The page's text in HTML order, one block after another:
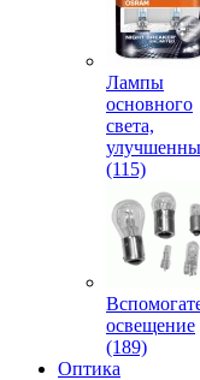
Лампы
основного
света,
(115)
освещение
(189)
Оптика